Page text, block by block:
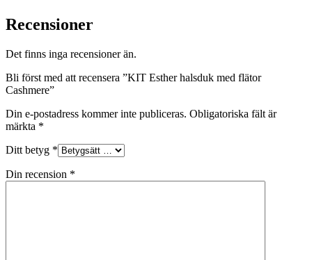
Recensioner
Det finns inga recensioner än.
Bli först med att recensera ”KIT Esther halsduk med flätor
Cashmere”
Din e-postadress kommer inte publiceras. Obligatoriska fält är
märkta *
Ditt betyg *
Din recension *